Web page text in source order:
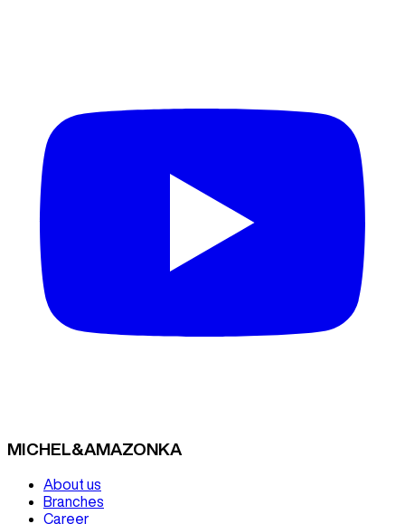
MICHEL&AMAZONKA
About us
Branches
Career